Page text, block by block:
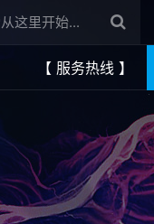
【 服务热线 】